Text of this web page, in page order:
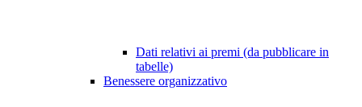
Dati relativi ai premi (da pubblicare in
tabelle)
Benessere organizzativo